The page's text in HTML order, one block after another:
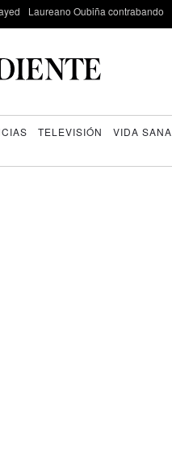
Laureano Oubiña contrabando
TELEVISIÓN VIDA SANA